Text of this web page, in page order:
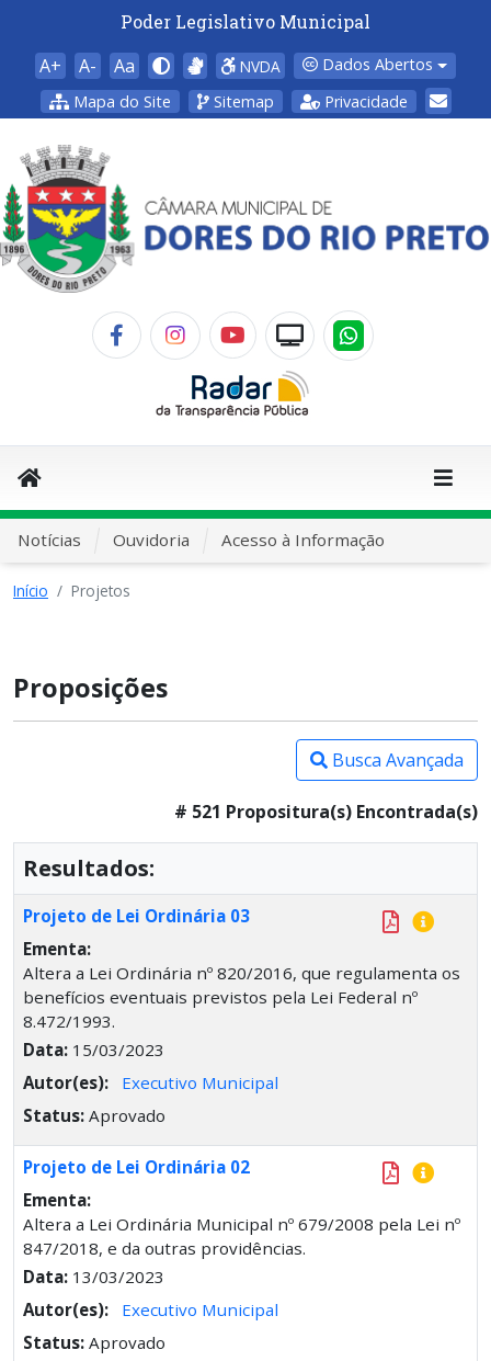
Poder Legislativo Municipal
A+ A- Aa NVDA
Dados Abertos
Mapa do Site
Sitemap Privacidade
Notícias Ouvidoria Acesso à Informação
Início Projetos
Proposições
Busca Avançada
# 521 Propositura(s) Encontrada(s)
Resultados:
Projeto de Lei Ordinária 03
Ementa:
Altera a Lei Ordinária nº 820/2016, que regulamenta os
benefícios eventuais previstos pela Lei Federal nº
8.472/1993.
Data: 15/03/2023
Autor(es):
Executivo Municipal
Status: Aprovado
Projeto de Lei Ordinária 02
Ementa:
Altera a Lei Ordinária Municipal nº 679/2008 pela Lei nº
847/2018, e da outras providências.
Data: 13/03/2023
Autor(es):
Executivo Municipal
Status: Aprovado